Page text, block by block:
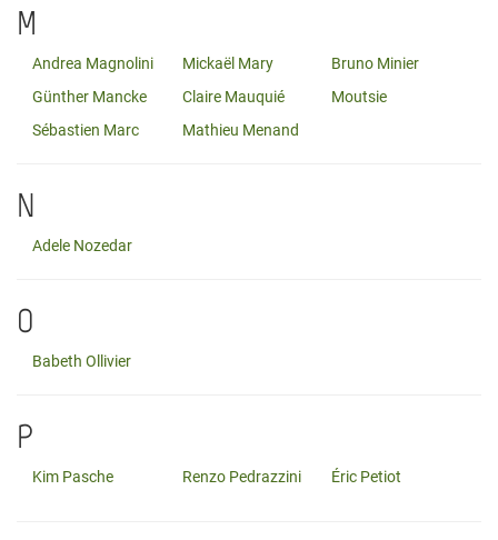
M
Andrea Magnolini
Günther Mancke
Sébastien Marc
Mickaël Mary
Claire Mauquié
Mathieu Menand
Bruno Minier
Moutsie
N
Adele Nozedar
O
Babeth Ollivier
P
Kim Pasche Renzo Pedrazzini Éric Petiot